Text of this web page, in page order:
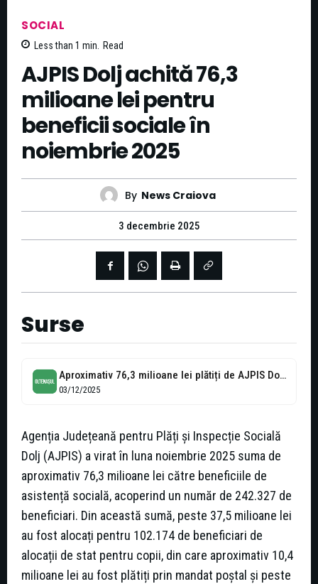
SOCIAL
Less than 1 min. Read
AJPIS Dolj achită 76,3
milioane lei pentru
beneficii sociale în
noiembrie 2025
By News Craiova
3 decembrie 2025
Surse
Aproximativ 76,3 milioane lei plătiți de AJPIS Dolj pentru beneficiile de asistență...
03/12/2025
Agenția Județeană pentru Plăți și Inspecție Socială
Dolj (AJPIS) a virat în luna noiembrie 2025 suma de
aproximativ 76,3 milioane lei către beneficiile de
asistență socială, acoperind un număr de 242.327 de
beneficiari. Din această sumă, peste 37,5 milioane lei
au fost alocați pentru 102.174 de beneficiari de
alocații de stat pentru copii, din care aproximativ 10,4
milioane lei au fost plătiți prin mandat poștal și peste